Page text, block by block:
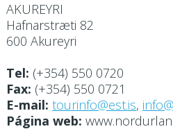
AKUREYRI
Hafnarstræti 82
600 Akureyri
Tel: (+354) 550 0720
Fax: (+354) 550 0721
E-mail: tourinfo@est.is,
Página web: